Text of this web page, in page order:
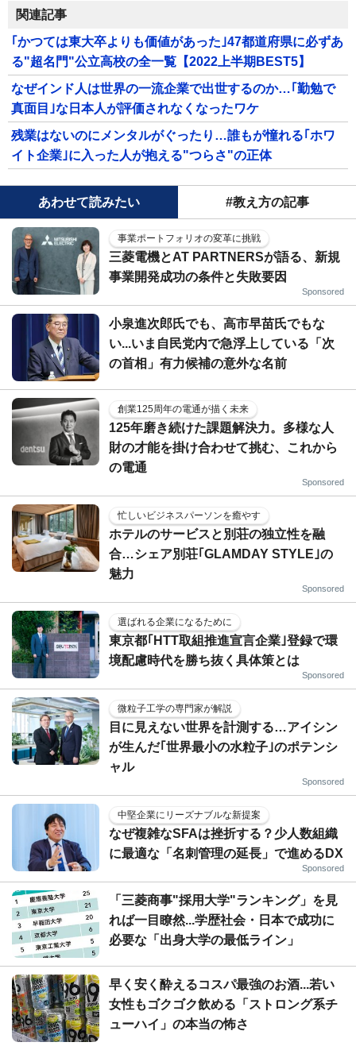
関連記事
｢かつては東大卒よりも価値があった｣47都道府県に必ずあ
る"超名門"公立高校の全一覧【2022上半期BEST5】
なぜインド人は世界の一流企業で出世するのか…｢勤勉で
真面目｣な日本人が評価されなくなったワケ
残業はないのにメンタルがぐったり…誰もが憧れる｢ホワ
イト企業｣に入った人が抱える"つらさ"の正体
あわせて読みたい #教え方の記事
事業ポートフォリオの変革に挑戦
三菱電機とAT PARTNERSが語る、新規
事業開発成功の条件と失敗要因
Sponsored
小泉進次郎氏でも、高市早苗氏でもな
い...いま自民党内で急浮上している「次
の首相」有力候補の意外な名前
創業125周年の電通が描く未来
125年磨き続けた課題解決力。多様な人
財の才能を掛け合わせて挑む、これから
の電通
Sponsored
忙しいビジネスパーソンを癒やす
ホテルのサービスと別荘の独立性を融
合…シェア別荘｢GLAMDAY STYLE｣の
魅力
Sponsored
選ばれる企業になるために
東京都｢HTT取組推進宣言企業｣登録で環
境配慮時代を勝ち抜く具体策とは
Sponsored
微粒子工学の専門家が解説
目に見えない世界を計測する…アイシン
が生んだ｢世界最小の水粒子｣のポテンシ
ャル
Sponsored
中堅企業にリーズナブルな新提案
なぜ複雑なSFAは挫折する？少人数組織
に最適な「名刺管理の延長」で進めるDX
Sponsored
「三菱商事"採用大学"ランキング」を見
れば一目瞭然...学歴社会・日本で成功に
必要な「出身大学の最低ライン」
早く安く酔えるコスパ最強のお酒...若い
女性もゴクゴク飲める「ストロング系チ
ューハイ」の本当の怖さ